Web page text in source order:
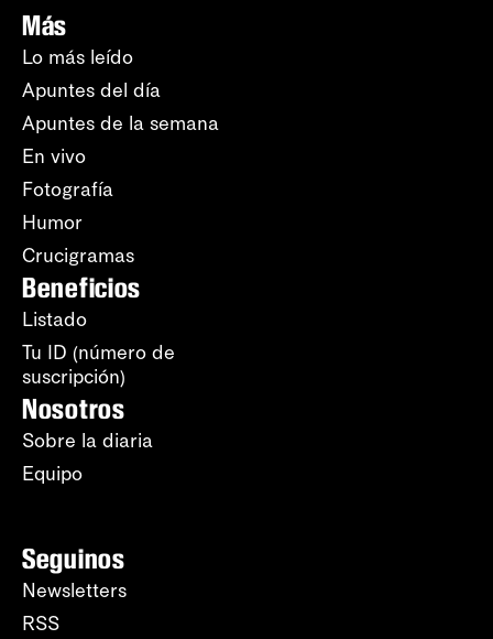
Más
Lo más leído
Apuntes del día
Apuntes de la semana
En vivo
Fotografía
Humor
Crucigramas
Beneficios
Listado
Tu ID (número de
suscripción)
Nosotros
Sobre la diaria
Equipo
Seguinos
Newsletters
RSS